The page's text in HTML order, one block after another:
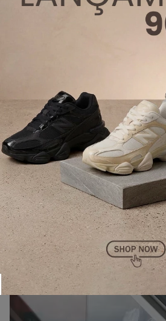
Clique nas imagens para comprar
Um gostinho do que chegará ao